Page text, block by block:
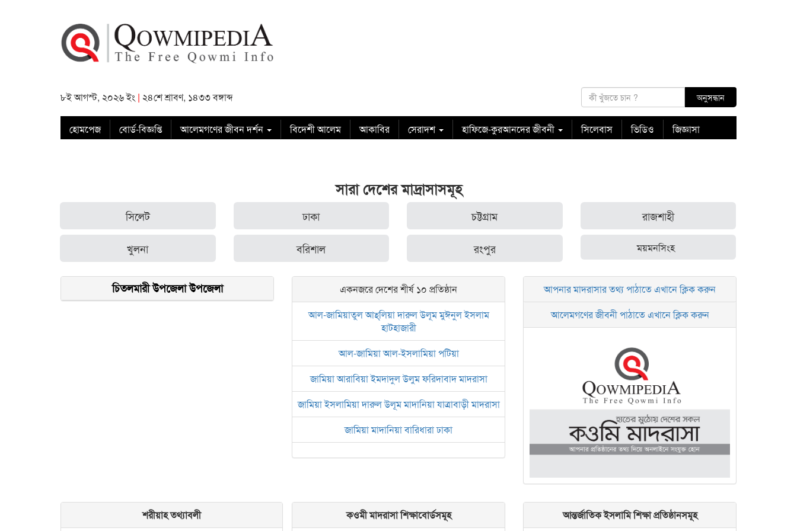
৮ই আগস্ট, ২০২৬ ইং | ২৪শে শ্রাবণ, ১৪৩৩ বঙ্গাব্দ
হোমপেজ বোর্ড-বিজ্ঞপ্তি আলেমগণের জীবন দর্শন বিদেশী আলেম আকাবির সেরাদশ হাফিজে-কুরআনদের জীবনী সিলেবাস ভিডিও জিজ্ঞাসা
সারা দেশের মাদ্রাসাসমূহ
সিলেট ঢাকা চট্টগ্রাম রাজশাহী
খুলনা বরিশাল রংপুর ময়মনসিংহ
চিতলমারী উপজেলা উপজেলা
একনজরে দেশের শীর্ষ ১০ প্রতিষ্ঠান
আল-জামিয়াতুল আহ্‌লিয়া দারুল উলূম মুঈনুল ইসলাম
হাটহাজারী
আল-জামিয়া আল-ইসলামিয়া পটিয়া
জামিয়া আরাবিয়া ইমদাদুল উলুম ফরিদাবাদ মাদরাসা
জামিয়া ইসলামিয়া দারুল উলূম মাদানিয়া যাত্রাবাড়ী মাদরাসা
জামিয়া মাদানিয়া বারিধারা ঢাকা
আল জামিয়াতুল আরবিয়া নছিরুল ইসলাম নাজিরহাট
ইসলামিক রিসার্চ সেন্টার বাংলাদেশ বসুন্ধরা
আপনার মাদরাসার তথ্য পাঠাতে এখানে ক্লিক করুন
আলেমগণের জীবনী পাঠাতে এখানে ক্লিক করুন
শরীয়াহ তথ্যাবলী কওমী মাদরাসা শিক্ষাবোর্ডসমূহ আন্তর্জাতিক ইসলামি শিক্ষা প্রতিষ্ঠানসমূহ